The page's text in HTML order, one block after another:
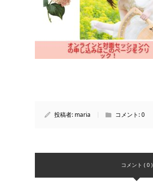
投稿者: maria コメント:0
コメント ( 0 )